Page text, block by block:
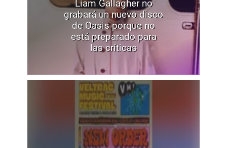
Liam Gallagher no
grabará un nuevo disco
de Oasis porque no
está preparado para
las críticas